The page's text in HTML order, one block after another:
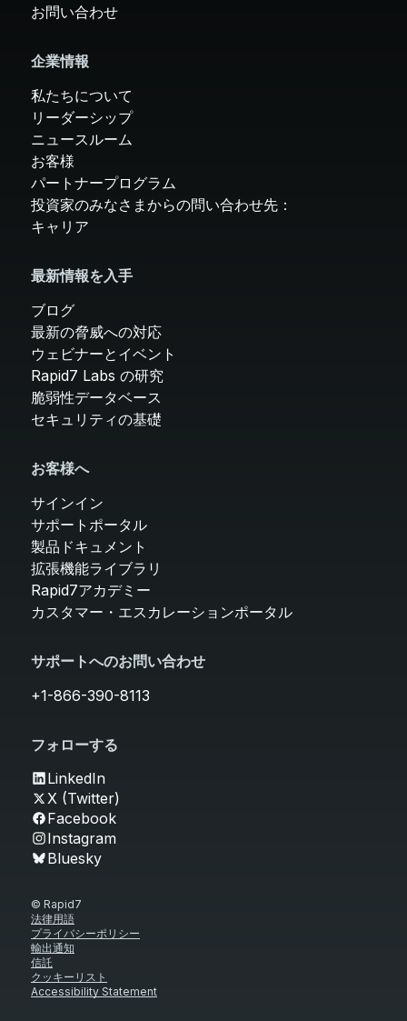
お問い合わせ
企業情報
私たちについて
リーダーシップ
ニュースルーム
お客様
パートナープログラム
投資家のみなさまからの問い合わせ先：
キャリア
最新情報を入手
ブログ
最新の脅威への対応
ウェビナーとイベント
Rapid7 Labs の研究
脆弱性データベース
セキュリティの基礎
お客様へ
サインイン
サポートポータル
製品ドキュメント
拡張機能ライブラリ
Rapid7アカデミー
カスタマー・エスカレーションポータル
サポートへのお問い合わせ
+1-866-390-8113
フォローする
LinkedIn
X (Twitter)
Facebook
Instagram
Bluesky
© Rapid7
法律用語
プライバシーポリシー
輸出通知
信託
クッキーリスト
Accessibility Statement